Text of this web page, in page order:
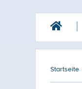
Startseite